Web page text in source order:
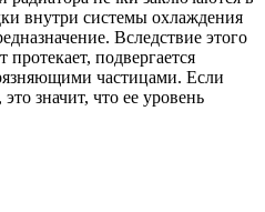
внутри системы охлаждения
Вследствие этого
подвергается
частицами. Если
значит, что ее уровень